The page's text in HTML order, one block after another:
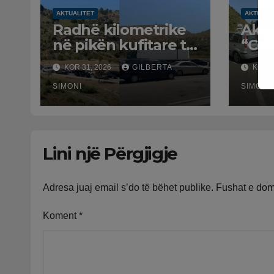
AKTUALITET
Radhë kilometrike
në pikën kufitare të
Qafë Botës, pala
greke raporton
defekt në sistem,
qytetarët mbeten
KOR 31, 2026 GILBERTA
SIMONI
tij
të
KOR
SIMONI
Lini një Përgjigje
Adresa juaj email s’do të bëhet publike. Fushat e
Koment *